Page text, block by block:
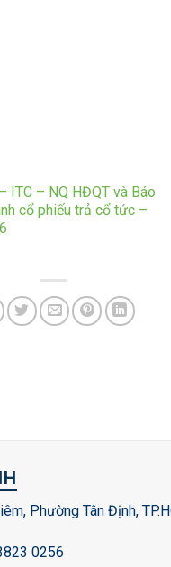
ITC – NQ HĐQT và Báo
cổ phiếu trả cổ tức –
Phường Tân Định,
0256